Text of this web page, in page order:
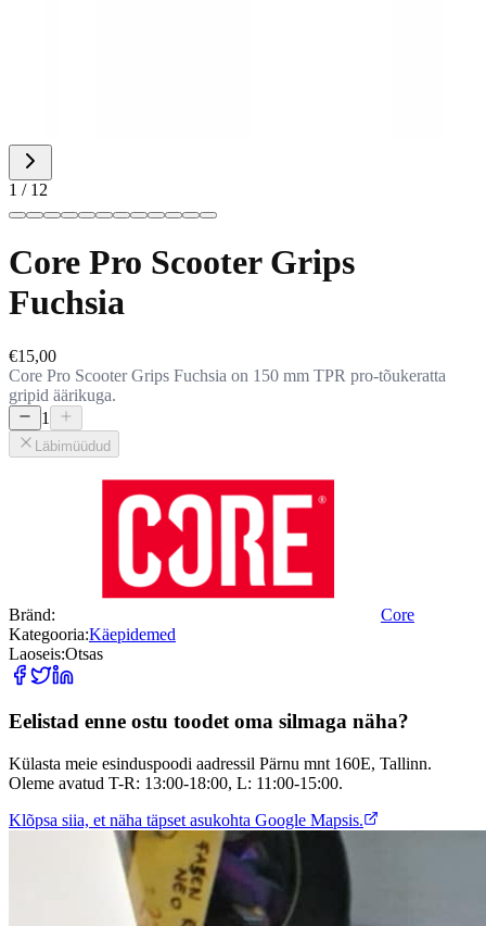
1 / 12
Core Pro Scooter Grips
Fuchsia
€15,00
Core Pro Scooter Grips Fuchsia on 150 mm TPR pro-tõukeratta
gripid äärikuga.
1
Läbimüüdud
Bränd:
Core
Kategooria:Käepidemed
Laoseis:Otsas
Eelistad enne ostu toodet oma silmaga näha?
Külasta meie esinduspoodi aadressil Pärnu mnt 160E, Tallinn.
Oleme avatud T-R: 13:00-18:00, L: 11:00-15:00.
Klõpsa siia, et näha täpset asukohta Google Mapsis.